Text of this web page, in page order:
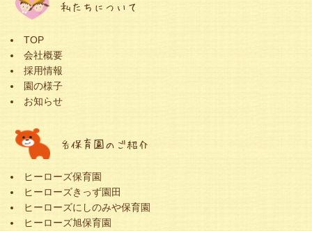
私たちについて
TOP
会社概要
採用情報
園の様子
お知らせ
各保育園のご紹介
ヒーローズ保育園
ヒーローズきっず園田
ヒーローズにしのみや保育園
ヒーローズ旭保育園